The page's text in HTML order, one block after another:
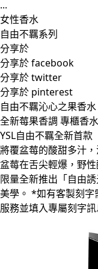
...
女性香水
自由不羈系列
分享於
分享於 facebook
分享於 twitter
分享於 pinterest
自由不羈沁心之果香水
全新莓果香調 專櫃香
YSL自由不羈全新首款
將覆盆莓的酸甜多汁
盆莓在舌尖輕爆，野
限量全新推出「自由
美學。 *如有客製刻字
服務並填入專屬刻字訊